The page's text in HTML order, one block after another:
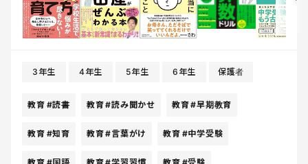
3年生 4年生 5年生 6年生 保護者
教育 #読書 教育#読み聞かせ 教育#早期教育
教育 #知育 教育#言葉がけ 教育 #中学受験